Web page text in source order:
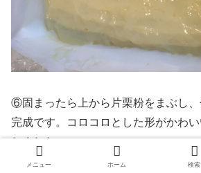
⑥固まったら上から片栗粉をまぶし、
完成です。コロコロとした形がかわ
しました。
メニュー ホーム 検索